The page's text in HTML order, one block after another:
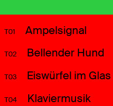
T01 Ampelsignal
T02 Bellender Hund
T03 Eiswürfel im Glas
T04 Klaviermusik